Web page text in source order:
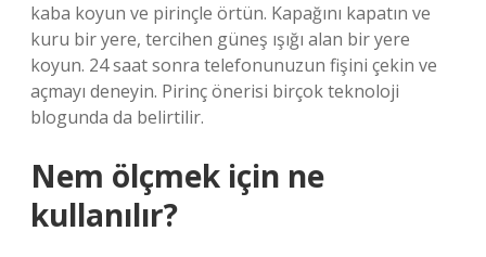
kaba koyun ve pirinçle örtün. Kapağını kapatın ve
kuru bir yere, tercihen güneş ışığı alan bir yere
koyun. 24 saat sonra telefonunuzun fişini çekin ve
açmayı deneyin. Pirinç önerisi birçok teknoloji
blogunda da belirtilir.
Nem ölçmek için ne
kullanılır?